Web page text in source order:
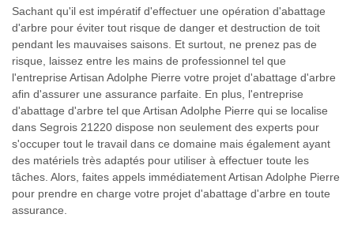
Sachant qu'il est impératif d'effectuer une opération d'abattage
d'arbre pour éviter tout risque de danger et destruction de toit
pendant les mauvaises saisons. Et surtout, ne prenez pas de
risque, laissez entre les mains de professionnel tel que
l'entreprise Artisan Adolphe Pierre votre projet d'abattage d'arbre
afin d'assurer une assurance parfaite. En plus, l'entreprise
d'abattage d'arbre tel que Artisan Adolphe Pierre qui se localise
dans Segrois 21220 dispose non seulement des experts pour
s'occuper tout le travail dans ce domaine mais également ayant
des matériels très adaptés pour utiliser à effectuer toute les
tâches. Alors, faites appels immédiatement Artisan Adolphe Pierre
pour prendre en charge votre projet d'abattage d'arbre en toute
assurance.